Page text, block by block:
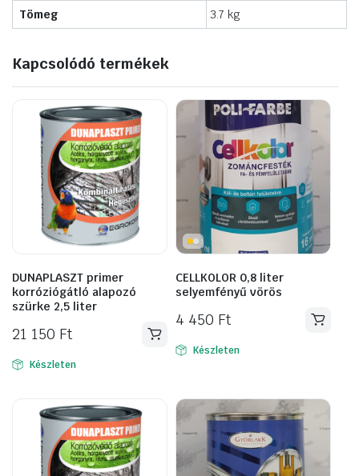
Tömeg 3.7 kg
Kapcsolódó termékek
DUNAPLASZT primer
korróziógátló alapozó
szürke 2,5 liter
21 150 Ft
Készleten
CELLKOLOR 0,8 liter
selyemfényű vörös
4 450 Ft
Készleten